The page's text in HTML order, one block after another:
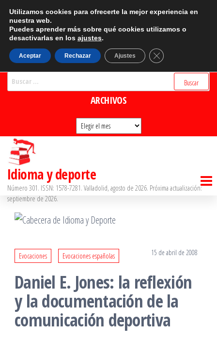
Saltar
contenido
CATEGORÍAS
Categorías
BUSCADOR
ARCHIVOS
Archivos
Idioma y deporte
Número 301. ISSN: 1578-7281. Valladolid, agosto de 2026. Próxima actualización:
septiembre de 2026.
Evocaciones Evocaciones españolas 15 de abril de 2008
Daniel E. Jones: la reflexión
y la documentación de la
comunicación deportiva
Utilizamos cookies para ofrecerte la mejor experiencia en
nuestra web.
Puedes aprender más sobre qué cookies utilizamos o
desactivarlas en los ajustes.
Aceptar Rechazar Ajustes Cerrar el banner